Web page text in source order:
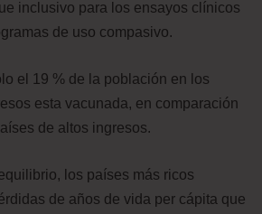
inclusivo para los ensayos clínicos
de uso compasivo.
el 19 % de la población en los
esta vacunada, en comparación
de altos ingresos.
los países más ricos
de años de vida per cápita que